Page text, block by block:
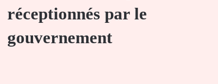
réceptionnés par le
gouvernement